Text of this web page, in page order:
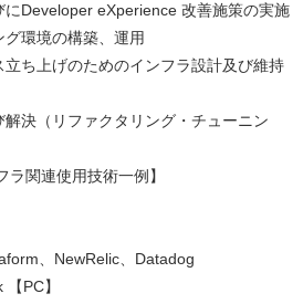
にDeveloper eXperience 改善施策の実施
グ環境の構築、運用
立ち上げのためのインフラ設計及び維持
解決（リファクタリング・チューニン
ラ関連使用技術一例】
、NewRelic、Datadog
PC】